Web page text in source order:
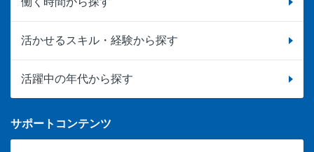
活かせるスキル・経験から探す
活躍中の年代から探す
サポートコンテンツ